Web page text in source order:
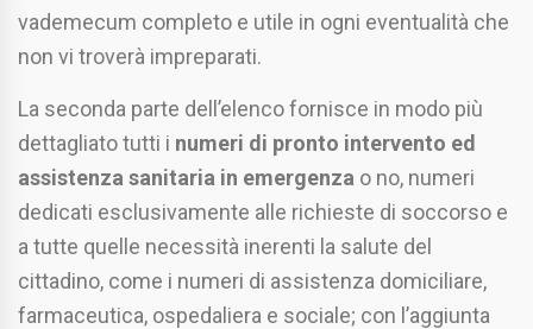
vademecum completo e utile in ogni eventualità che
non vi troverà impreparati.
La seconda parte dell’elenco fornisce in modo più
dettagliato tutti i numeri di pronto intervento ed
assistenza sanitaria in emergenza o no, numeri
dedicati esclusivamente alle richieste di soccorso e
a tutte quelle necessità inerenti la salute del
cittadino, come i numeri di assistenza domiciliare,
farmaceutica, ospedaliera e sociale; con l’aggiunta